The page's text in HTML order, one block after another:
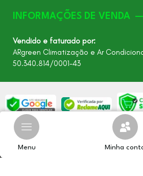
Menu Minha
INFORMAÇÕES DE VENDA
Vendido e faturado por:
ARgreen Climatização e Ar
50.340.814/0001-43
©2026 - Todos os direitos reservados –
24.849.649/0001-40